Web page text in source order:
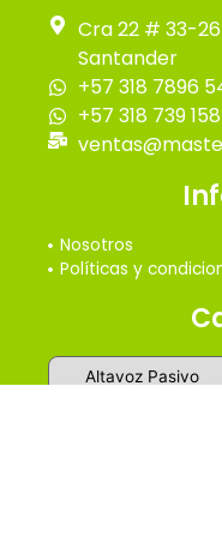
Cra 22 # 33-
Santander
+57 318 7896
+57 318 739
Nosotros
Políticas y